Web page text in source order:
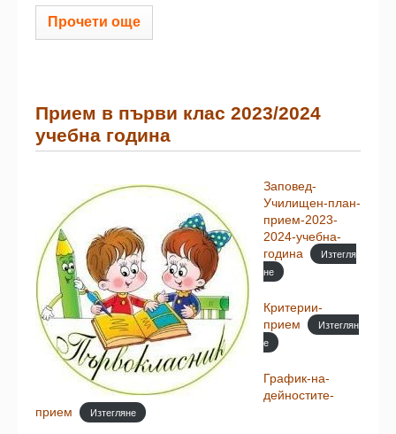
Прочети още
Прием в първи клас 2023/2024
учебна година
Заповед-
Училищен-план-
прием-2023-
2024-учебна-
година
Изтегля
не
Критерии-
прием
Изтеглян
е
График-на-
дейностите-
прием
Изтегляне